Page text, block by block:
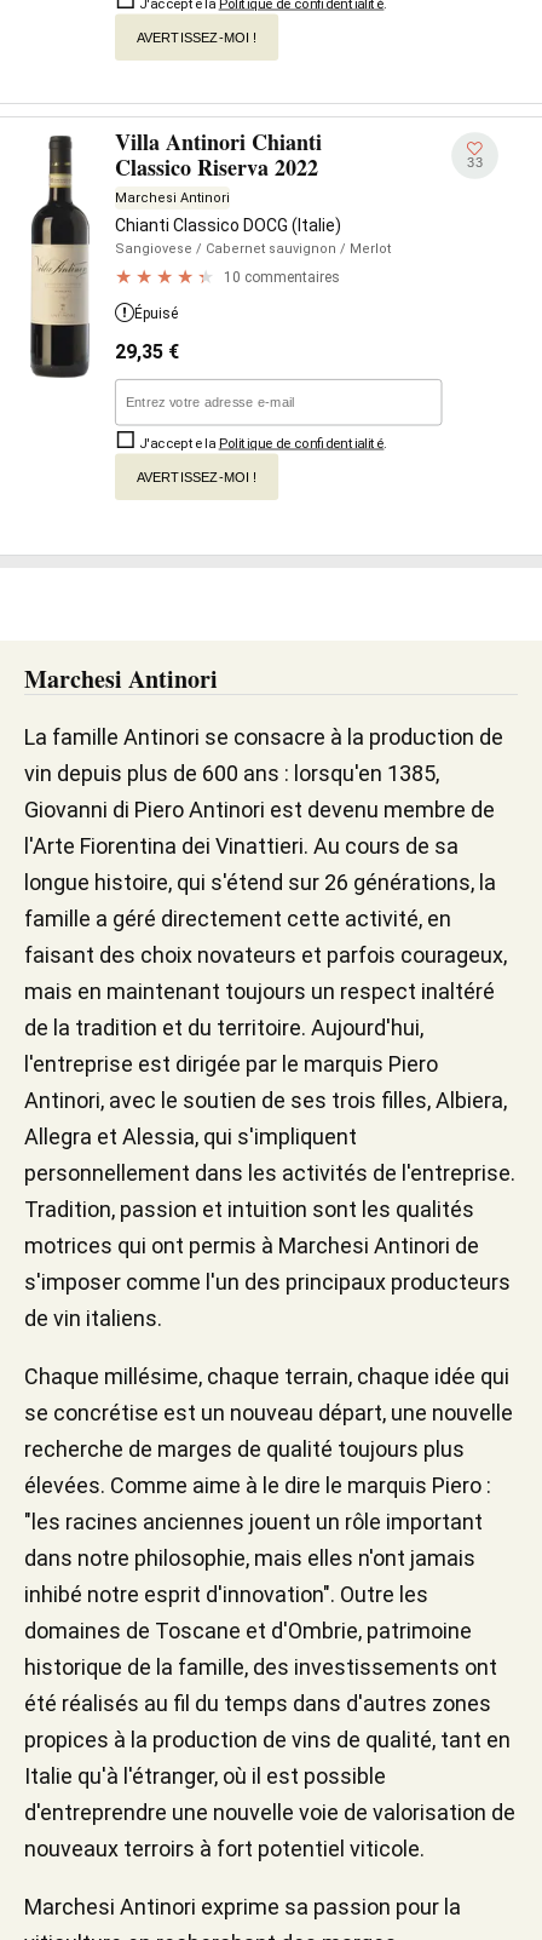
J'accepte la Politique de confidentialité
AVERTISSEZ-MOI !
Villa Antinori Chianti
Classico Riserva 2022
Marchesi Antinori
Chianti Classico DOCG (Italie)
Sangiovese / Cabernet sauvignon / Merlot
10 commentaires
33
Épuisé
29,35 €
J'accepte la Politique de confidentialité
AVERTISSEZ-MOI !
Marchesi Antinori
La famille Antinori se consacre à la production de
vin depuis plus de 600 ans : lorsqu'en 1385,
Giovanni di Piero Antinori est devenu membre de
l'Arte Fiorentina dei Vinattieri. Au cours de sa
longue histoire, qui s'étend sur 26 générations, la
famille a géré directement cette activité, en
faisant des choix novateurs et parfois courageux,
mais en maintenant toujours un respect inaltéré
de la tradition et du territoire. Aujourd'hui,
l'entreprise est dirigée par le marquis Piero
Antinori, avec le soutien de ses trois filles, Albiera,
Allegra et Alessia, qui s'impliquent
personnellement dans les activités de l'entreprise.
Tradition, passion et intuition sont les qualités
motrices qui ont permis à Marchesi Antinori de
s'imposer comme l'un des principaux producteurs
de vin italiens.
Chaque millésime, chaque terrain, chaque idée qui
se concrétise est un nouveau départ, une nouvelle
recherche de marges de qualité toujours plus
élevées. Comme aime à le dire le marquis Piero :
"les racines anciennes jouent un rôle important
dans notre philosophie, mais elles n'ont jamais
inhibé notre esprit d'innovation". Outre les
domaines de Toscane et d'Ombrie, patrimoine
historique de la famille, des investissements ont
été réalisés au fil du temps dans d'autres zones
propices à la production de vins de qualité, tant en
Italie qu'à l'étranger, où il est possible
d'entreprendre une nouvelle voie de valorisation de
nouveaux terroirs à fort potentiel viticole.
Marchesi Antinori exprime sa passion pour la